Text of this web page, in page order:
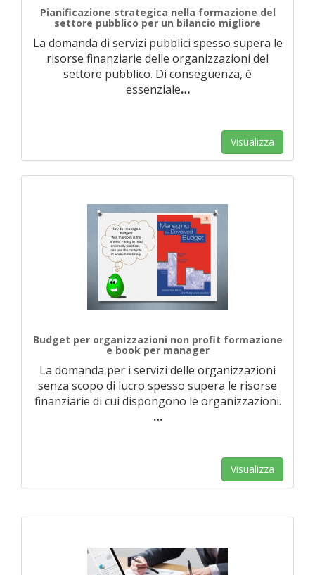
Pianificazione strategica nella formazione del
settore pubblico per un bilancio migliore
La domanda di servizi pubblici spesso supera le
risorse finanziarie delle organizzazioni del
settore pubblico. Di conseguenza, è
essenziale…
Visualizza
Budget per organizzazioni non profit formazione
e book per manager
La domanda per i servizi delle organizzazioni
senza scopo di lucro spesso supera le risorse
finanziarie di cui dispongono le organizzazioni.
…
Visualizza